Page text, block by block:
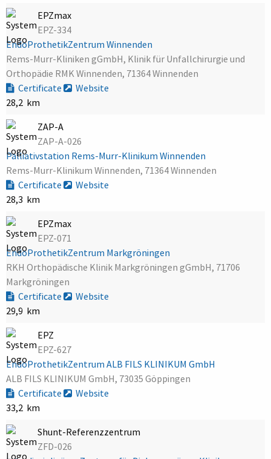
EPZmax
EPZ-334
EndoProthetikZentrum Winnenden
Rems-Murr-Kliniken gGmbH, Klinik für Unfallchirurgie und
Orthopädie RMK Winnenden, 71364 Winnenden
Certificate
Website
28,2 km
ZAP-A
ZAP-A-026
Palliativstation Rems-Murr-Klinikum Winnenden
Rems-Murr-Klinikum Winnenden, 71364 Winnenden
Certificate
Website
28,3 km
EPZmax
EPZ-071
EndoProthetikZentrum Markgröningen
RKH Orthopädische Klinik Markgröningen gGmbH, 71706
Markgröningen
Certificate
Website
29,9 km
EPZ
EPZ-627
EndoProthetikZentrum ALB FILS KLINIKUM GmbH
ALB FILS KLINIKUM GmbH, 73035 Göppingen
Certificate
Website
33,2 km
Shunt-Referenzzentrum
ZFD-026